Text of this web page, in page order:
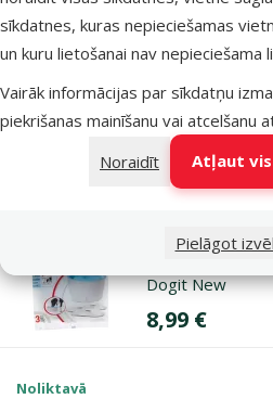
sīkdatnes, kuras nepieciešamas
un kuru lietošanai nav nepieciešama
Vairāk informācijas par sīkdatņu
piekrišanas mainīšanu vai atcelšanu
Noraidīt
Atļaut
Pielāgot
Filtrs kaķu
Cena
9,99 €
Filtrs suņu
Dogit New
Atsauksmes 0%
Cena
8,99 €
Noliktavā